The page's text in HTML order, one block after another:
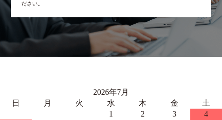
ださい。
2026年7月
日
月 火 水 木 金
土
1
2 3
4